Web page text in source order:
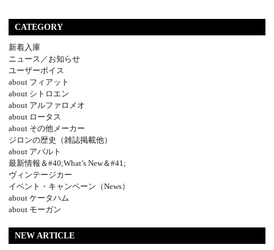
CATEGORY
新着入庫
ニュース／お知らせ
ユーザーボイス
about フィアット
about シトロエン
about アルファロメオ
about ロータス
about その他メーカー
ジロンの歴史（雑誌掲載他）
about アバルト
最新情報＆#40;What’s New＆#41;
ヴィンテージカー
イベント・キャンペーン（News）
about ケータハム
about モーガン
NEW ARTICLE